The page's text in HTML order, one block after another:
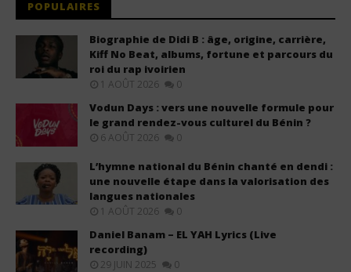
POPULAIRES
Biographie de Didi B : âge, origine, carrière,
Kiff No Beat, albums, fortune et parcours du
roi du rap ivoirien
1 AOÛT 2026 0
Vodun Days : vers une nouvelle formule pour
le grand rendez-vous culturel du Bénin ?
6 AOÛT 2026 0
L’hymne national du Bénin chanté en dendi :
une nouvelle étape dans la valorisation des
langues nationales
1 AOÛT 2026 0
Daniel Banam – EL YAH Lyrics (Live
recording)
29 JUIN 2025 0